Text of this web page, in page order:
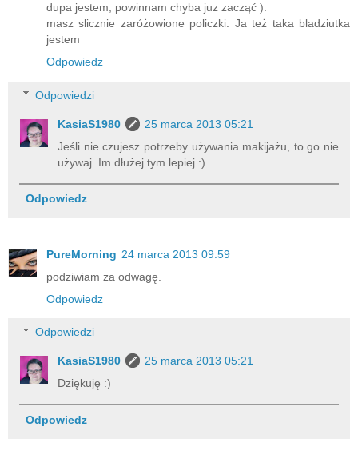
dupa jestem, powinnam chyba juz zacząć ).
masz slicznie zaróżowione policzki. Ja też taka bladziutka
jestem
Odpowiedz
Odpowiedzi
KasiaS1980
25 marca 2013 05:21
Jeśli nie czujesz potrzeby używania makijażu, to go nie
używaj. Im dłużej tym lepiej :)
Odpowiedz
PureMorning 24 marca 2013 09:59
podziwiam za odwagę.
Odpowiedz
Odpowiedzi
KasiaS1980
25 marca 2013 05:21
Dziękuję :)
Odpowiedz